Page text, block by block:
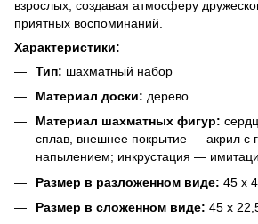
взрослых, создавая атмосферу
приятных воспоминаний.
Характеристики:
Тип: шахматный набор
Материал доски: дерево
Материал шахматных фигур:
сплав, внешнее покрытие — акрил с
напылением; инкрустация —
Размер в разложенном виде: 45 x
Размер в сложенном виде: 45 x